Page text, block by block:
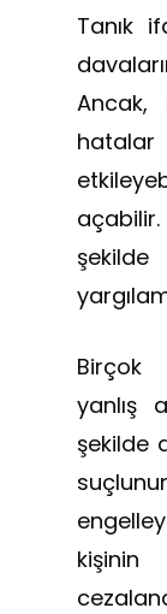
Tanık
Ancak,
Birçok
yanlış
şekilde